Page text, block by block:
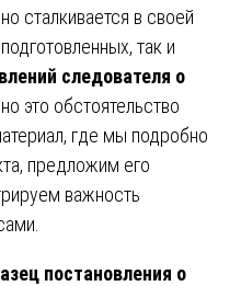
сталкивается в своей
так и
следователя о
это обстоятельство
где мы подробно
предложим его
важность
постановления о